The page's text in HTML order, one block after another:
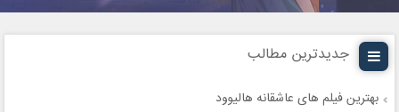
جدیدترین مطالب
بهترین فیلم های عاشقانه هالیوود